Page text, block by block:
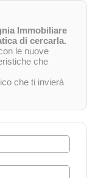
Immobiliare
di cercarla.
le nuove
che
che ti invierà